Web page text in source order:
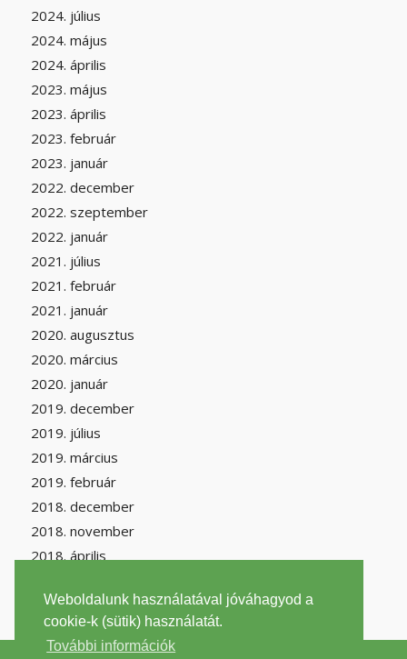
Weboldalunk használatával jóváhagyod a
cookie-k (sütik) használatát.
További információk
2024. július
2024. május
2024. április
2023. május
2023. április
2023. február
2023. január
2022. december
2022. szeptember
2022. január
2021. július
2021. február
2021. január
2020. augusztus
2020. március
2020. január
2019. december
2019. július
2019. március
2019. február
2018. december
2018. november
2018. április